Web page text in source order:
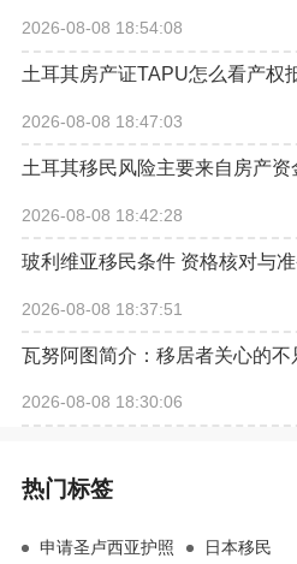
2026-08-08 18:54:08
土耳其房产证TAPU怎么看产权
2026-08-08 18:47:03
土耳其移民风险主要来自房产
2026-08-08 18:42:28
玻利维亚移民条件 资格核对与
2026-08-08 18:37:51
瓦努阿图简介：移居者关心的不
2026-08-08 18:30:06
热门标签
申请圣卢西亚护照 日本移民